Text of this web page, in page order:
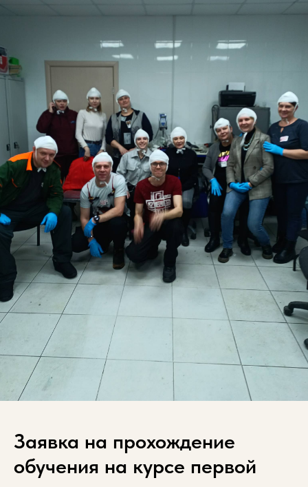
Заявка на прохождение
обучения на курсе первой